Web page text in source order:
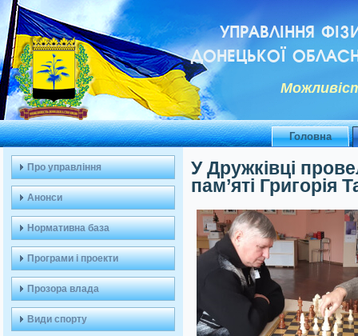
УПРАВЛІННЯ
ДОНЕЦЬКОЇ
Головна
Про управління
Анонси
Нормативна база
Програми і проекти
Прозора влада
Види спорту
У Дружківці
пам’яті Григорія